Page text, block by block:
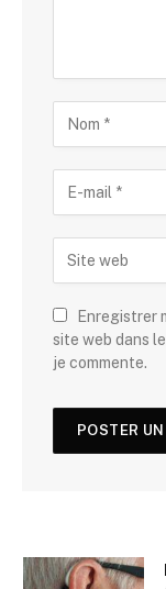
Enregistrer
site web dans
je commente.